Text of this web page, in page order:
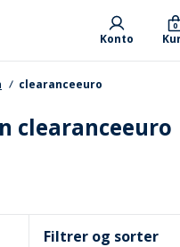
Konto
0
clearanceeuro
clearanceeuro
Filtrer og sorter